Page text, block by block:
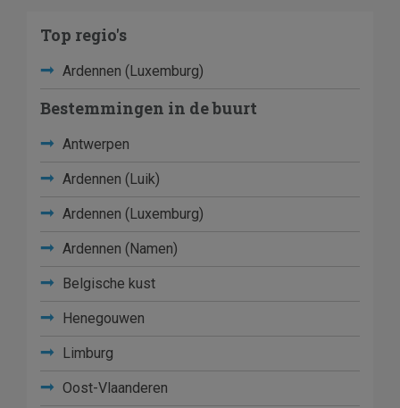
Top regio's
Ardennen (Luxemburg)
Bestemmingen in de buurt
Antwerpen
Ardennen (Luik)
Ardennen (Luxemburg)
Ardennen (Namen)
Belgische kust
Henegouwen
Limburg
Oost-Vlaanderen